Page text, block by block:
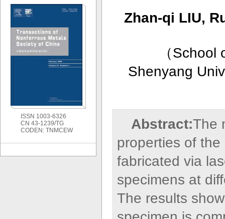
Zhan-qi LIU,
（School
Shenyang
Abstract:The
properties of
fabricated via
specimens at
The results
ISSN 1003-6326
CN 43-1239/TG
CODEN: TNMCEW